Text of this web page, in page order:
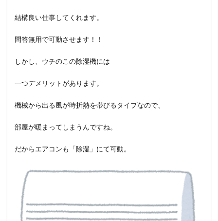
結構良い仕事してくれます。
問答無用で可動させます！！
しかし、ウチのこの除湿機には
一つデメリットがあります。
機械から出る風が時折熱を帯びるタイプなので、
部屋が暖まってしまうんですね。
だからエアコンも「除湿」にて可動。